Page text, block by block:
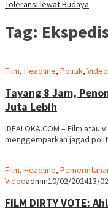
Toleransi lewat Budaya
Tag:
Film, Headline, Politik, Video
Tayang 8 Jam,
Juta Lebih
IDEALOKA.COM – Film
menggemparkan jagad
Film, Headline,
Videoadmin10/02/202413/
FILM DIRTY VOTE: